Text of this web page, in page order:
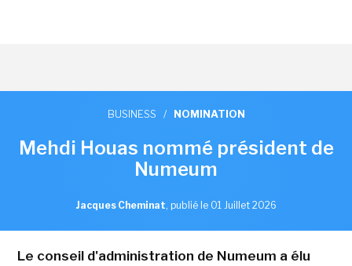
BUSINESS / NOMINATION
Mehdi Houas nommé président de
Numeum
Jacques Cheminat, publié le 01 Juillet 2026
Le conseil d'administration de Numeum a élu